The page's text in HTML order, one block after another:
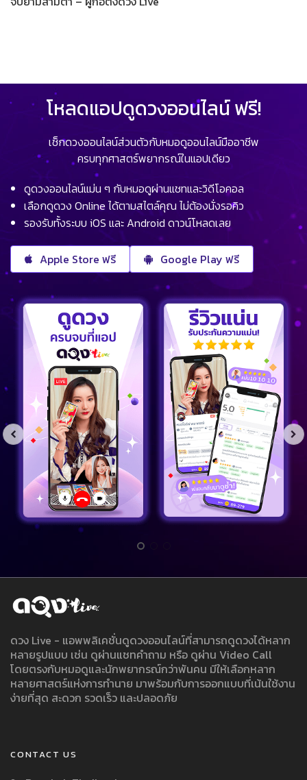
โหลดแอปดูดวงออนไลน์ ฟรี!
เช็กดวงออนไลน์ส่วนตัวกับหมอดูออนไลน์มืออาชีพ
ครบทุกศาสตร์พยากรณ์ในแอปเดียว
ดูดวงออนไลน์แม่น ๆ กับหมอดูผ่านแชทและวิดีโอคอล
เลือกดูดวง Online ได้ตามสไตล์คุณ ไม่ต้องนั่งรอคิว
รองรับทั้งระบบ iOS และ Android ดาวน์โหลดเลย
Apple Store ฟรี Google Play ฟรี
ดวง Live - แอพพลิเคชั่นดูดวงออนไลน์ที่สามารถดูดวงได้หลาก
หลายรูปแบบ เช่น ดูผ่านแชทคำถาม หรือ ดูผ่าน Video Call
โดยตรงกับหมอดูและนักพยากรณ์กว่าพันคน มีให้เลือกหลาก
หลายศาสตร์แห่งการทำนาย มาพร้อมกับการออกแบบที่เน้นใช้งาน
ง่ายที่สุด สะดวก รวดเร็ว และปลอดภัย
CONTACT US